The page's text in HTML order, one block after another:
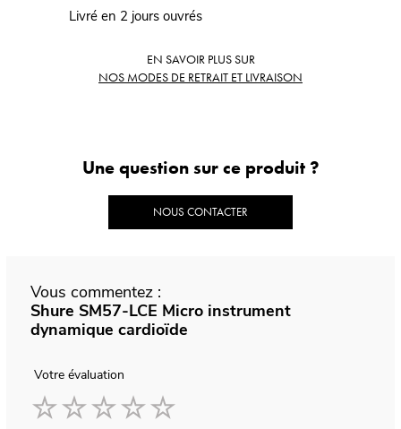
Livré en 2 jours ouvrés
EN SAVOIR PLUS SUR
NOS MODES DE RETRAIT ET LIVRAISON
Une question sur ce produit ?
NOUS CONTACTER
Vous commentez :
Shure SM57-LCE Micro instrument
dynamique cardioïde
Votre évaluation